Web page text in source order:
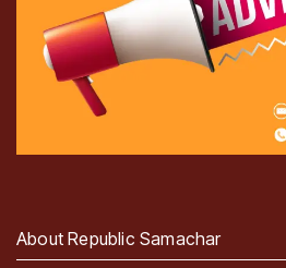
About Republic Samachar